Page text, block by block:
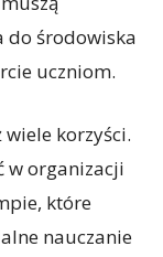
do środowiska
uczniom.
korzyści.
w organizacji
które
nauczanie